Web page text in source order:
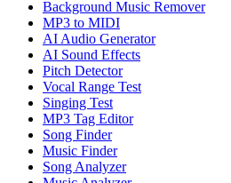
Background Music Remover
MP3 to MIDI
AI Audio Generator
AI Sound Effects
Pitch Detector
Vocal Range Test
Singing Test
MP3 Tag Editor
Song Finder
Music Finder
Song Analyzer